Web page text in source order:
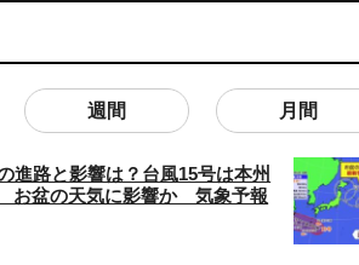
週間 月間
進路と影響は？台風15号は本州
お盆の天気に影響か 気象予報